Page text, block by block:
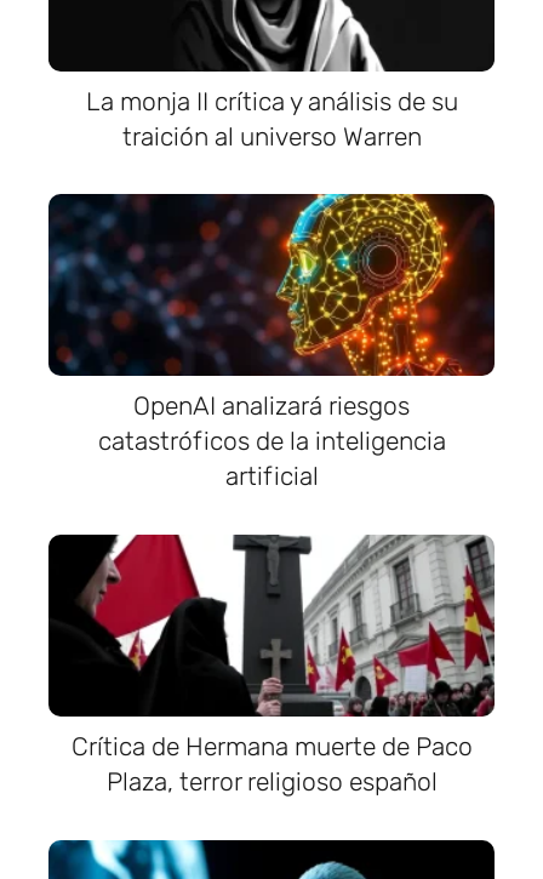
La monja II crítica y análisis de su
traición al universo Warren
OpenAI analizará riesgos
catastróficos de la inteligencia
artificial
Crítica de Hermana muerte de Paco
Plaza, terror religioso español